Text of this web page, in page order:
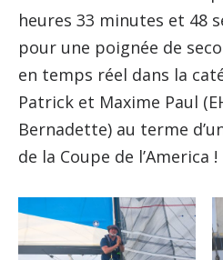
heures 33 minutes et 48
pour une poignée de
en temps réel dans la
Patrick et Maxime Paul
Bernadette) au terme
de la Coupe de l’America !